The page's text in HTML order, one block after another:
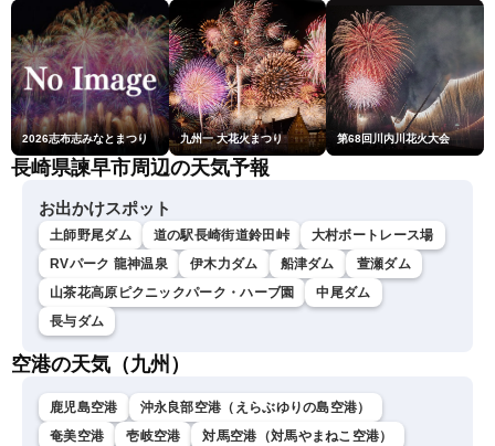
／山口剛央〉
2026志布志みなとまつり 九州一 大花火まつり 第68回川内川花火大会
長崎県諫早市周辺の天気予報
お出かけスポット
土師野尾ダム 道の駅長崎街道鈴田峠
大村ボートレース場
RVパーク 龍神温泉
伊木力ダム 船津ダム
萱瀬ダム
山茶花高原ピクニックパーク・ハーブ園
中尾ダム
長与ダム
空港の天気（九州）
鹿児島空港
沖永良部空港（えらぶゆりの島空港）
奄美空港
壱岐空港
対馬空港（対馬やまねこ空港）